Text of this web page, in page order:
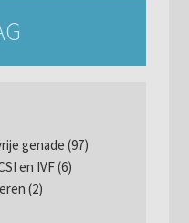
genade (97)
en IVF (6)
(2)